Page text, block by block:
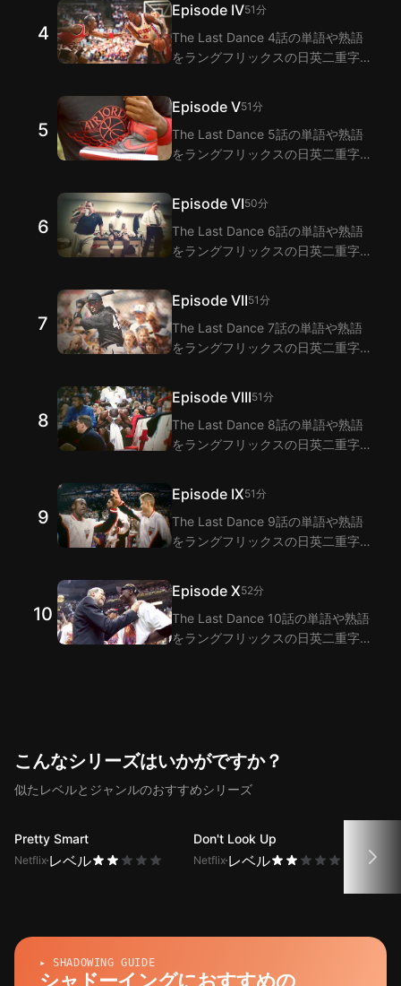
能でThe Last Dance 3話のセリフ
の翻訳を提供します。
4
Episode IV51分
The Last Dance 4話の単語や熟語
をラングフリックスの日英二重字幕
能でThe Last Dance 4話のセリフ
の翻訳を提供します。
5
Episode V51分
The Last Dance 5話の単語や熟語
をラングフリックスの日英二重字幕
能でThe Last Dance 5話のセリフ
の翻訳を提供します。
6
Episode VI50分
The Last Dance 6話の単語や熟語
をラングフリックスの日英二重字幕
能でThe Last Dance 6話のセリフ
の翻訳を提供します。
7
Episode VII51分
The Last Dance 7話の単語や熟語
をラングフリックスの日英二重字幕
能でThe Last Dance 7話のセリフ
の翻訳を提供します。
8
Episode VIII51分
The Last Dance 8話の単語や熟語
をラングフリックスの日英二重字幕
能でThe Last Dance 8話のセリフ
の翻訳を提供します。
9
Episode IX51分
The Last Dance 9話の単語や熟語
をラングフリックスの日英二重字幕
能でThe Last Dance 9話のセリフ
の翻訳を提供します。
10
Episode X52分
The Last Dance 10話の単語や熟語
をラングフリックスの日英二重字幕
こんなシリーズはいかがですか？
似たレベルとジャンルのおすすめシリーズ
Pretty Smart
Netflix レベル
Don't Look Up
Netflix レベル
▸ SHADOWING GUIDE
シャドーイングにおすすめの